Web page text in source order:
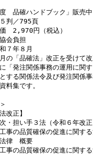
　品確ハンドブック」販売
判／795頁
　2,970円（税込）
会負担
７年８月
の「品確法」改正を受けて
発注関係事務の運用に関す
る関係法令及び発注関係事
集です。
改正】
担い手３法（令和６年改正
の品質確保の促進に関する
　概要
の品質確保の促進に関する